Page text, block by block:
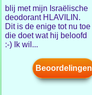
blij met mijn Israëlische
deodorant HLAVILIN.
Dit is de enige tot nu toe
die doet wat hij beloofd
:-) Ik wil...
Beoordelingen